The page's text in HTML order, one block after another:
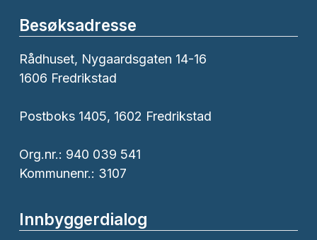
Besøksadresse
Rådhuset, Nygaardsgaten 14-16
1606 Fredrikstad
Postboks 1405, 1602 Fredrikstad
Org.nr.: 940 039 541
Kommunenr.: 3107
Innbyggerdialog